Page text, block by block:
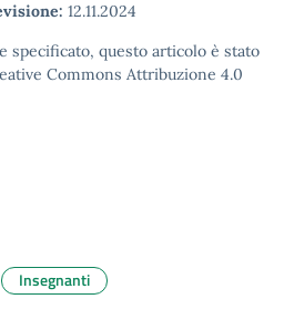
12.11.2024
specificato, questo articolo è stato
Commons Attribuzione 4.0
Insegnanti